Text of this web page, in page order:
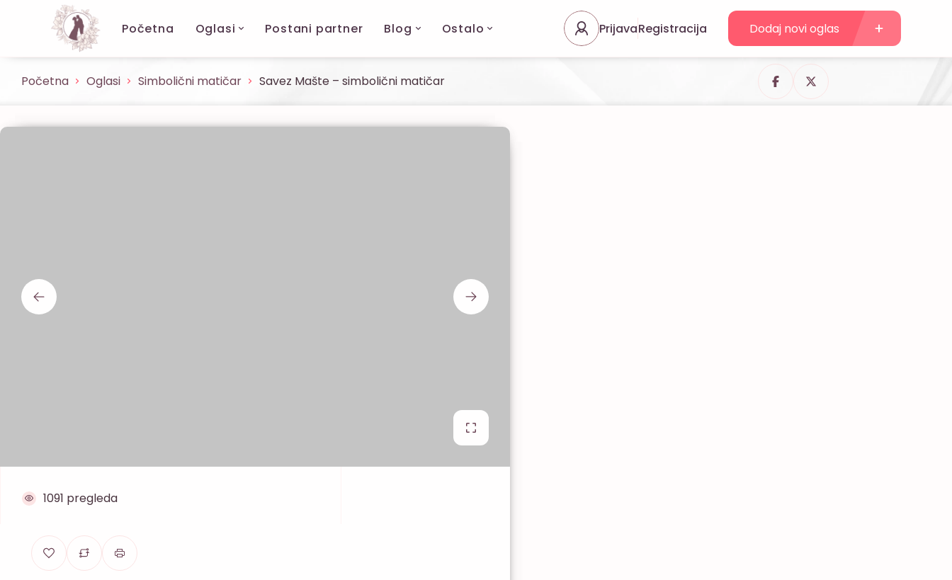
Početna Oglasi Postani partner Blog Ostalo PrijavaRegistracija Dodaj novi oglas
Početna Oglasi Simbolični matičar Savez Mašte – simbolični matičar
1091 pregleda